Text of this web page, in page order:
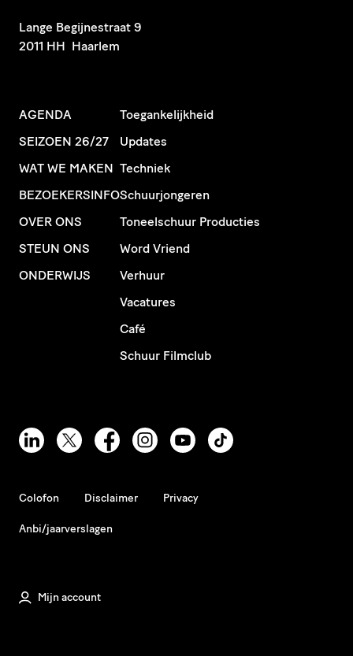
​Lange Begijnestraat 9
2011 HH Haarlem
AGENDA
SEIZOEN 26/27
WAT WE MAKEN
BEZOEKERSINFO
OVER ONS
STEUN ONS
ONDERWIJS
Toegankelijkheid
Updates
Techniek
Schuurjongeren
Toneelschuur Producties
Word Vriend
Verhuur
Vacatures
Café
Schuur Filmclub
Colofon Disclaimer Privacy
Anbi/jaarverslagen
Mijn account